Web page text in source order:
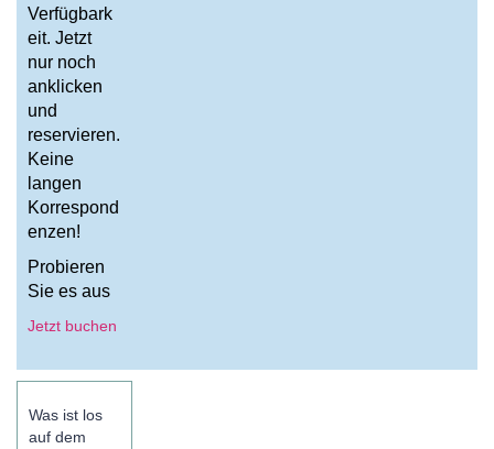
Verfügbark
eit. Jetzt
nur noch
anklicken
und
reservieren.
Keine
langen
Korrespond
enzen!
Probieren
Sie es aus
Jetzt buchen
Was ist los
auf dem